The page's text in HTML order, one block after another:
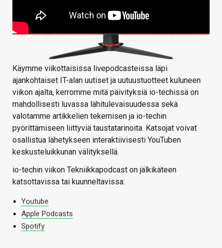
Käymme viikottaisissa livepodcasteissa läpi
ajankohtaiset IT-alan uutiset ja uutuustuotteet kuluneen
viikon ajalta, kerromme mitä päivityksiä io-techissä on
mahdollisesti luvassa lähitulevaisuudessa sekä
valotamme artikkelien tekemisen ja io-techin
pyörittämiseen liittyviä taustatarinoita. Katsojat voivat
osallistua lähetykseen interaktiivisesti YouTuben
keskusteluikkunan välityksellä.
io-techin viikon Tekniikkapodcast on jälkikäteen
katsottavissa tai kuunneltavissa:
Youtube
Apple Podcasts
Spotify